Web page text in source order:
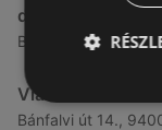
dm
Besenyő u. 23,
Vianni
Bánfalvi út 14.,